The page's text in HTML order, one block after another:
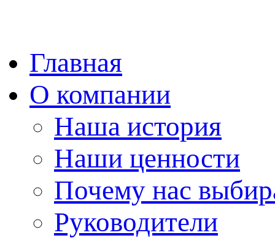
Главная
О компании
Наша история
Наши ценности
Почему нас
Руководители